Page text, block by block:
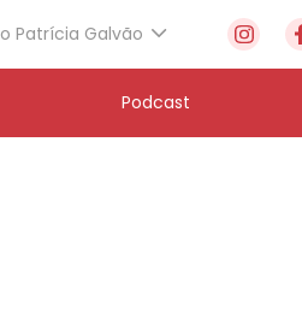
Patrícia Galvão
Podcast